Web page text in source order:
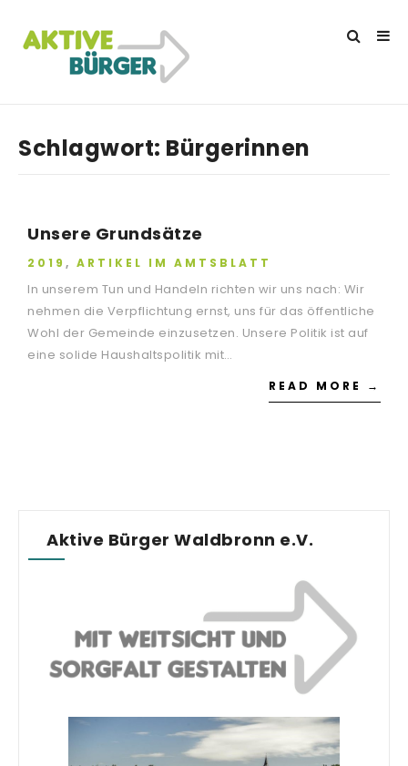
Schlagwort: Bürgerinnen
Unsere Grundsätze
2019 , ARTIKEL IM AMTSBLATT
In unserem Tun und Handeln richten wir uns nach: Wir
nehmen die Verpflichtung ernst, uns für das öffentliche
Wohl der Gemeinde einzusetzen. Unsere Politik ist auf
eine solide Haushaltspolitik mit…
READ MORE →
Aktive Bürger Waldbronn e.V.